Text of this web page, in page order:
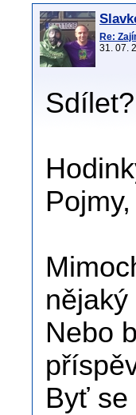
Re:
31. 07.
Sdílet?
Nebo
Byť se